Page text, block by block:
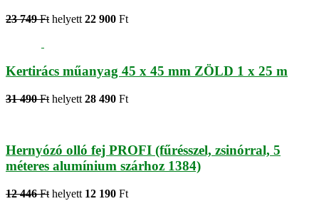
23 749 Ft helyett 22 900 Ft
Kertirács műanyag 45 x 45 mm ZÖLD 1 x 25 m
31 490 Ft helyett 28 490 Ft
Hernyózó olló fej PROFI (fűrésszel, zsinórral, 5
méteres alumínium szárhoz 1384)
12 446 Ft helyett 12 190 Ft